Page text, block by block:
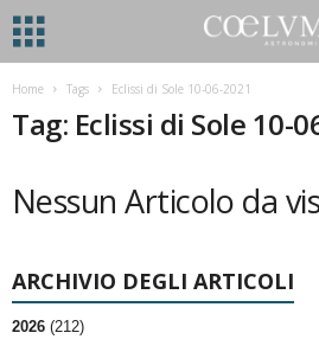
Home Tags Eclissi di Sole 10-06-2021
Tag: Eclissi di Sole 10-
Nessun Articolo da
ARCHIVIO DEGLI ARTICOLI
2026 (212)